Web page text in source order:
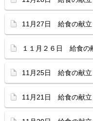
11月27日 給食の献立
１１月２６日 給食の
11月25日 給食の献立
11月21日 給食の献立